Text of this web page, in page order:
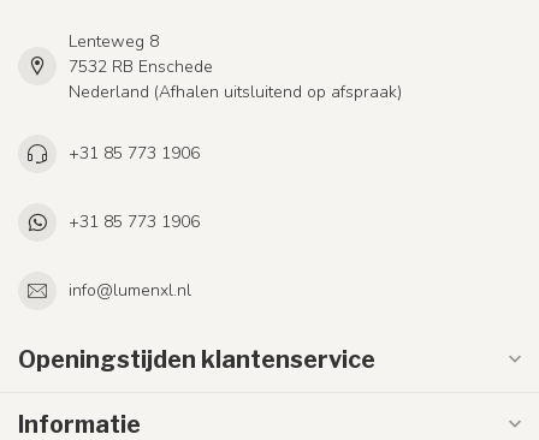
Lenteweg 8
7532 RB Enschede
Nederland (Afhalen uitsluitend op afspraak)
+31 85 773 1906
+31 85 773 1906
info@lumenxl.nl
Openingstijden klantenservice
Informatie